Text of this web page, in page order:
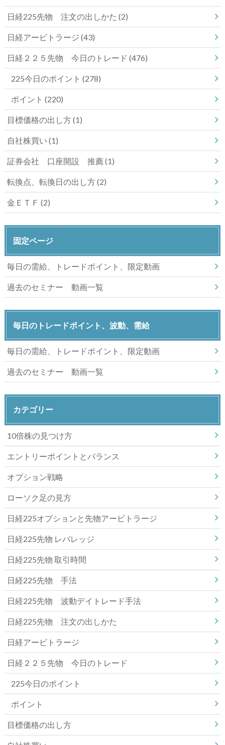
日経225先物 注文の出しかた (2)
日経アービトラージ (43)
日経２２５先物 今日のトレード (476)
225今日のポイント (278)
ポイント (220)
目標価格の出し方(1)
自社株買い (1)
証券会社 口座開設 推薦(1)
転換点、転換日の出し方(2)
金ＥＴＦ (2)
固定ページ
毎日の需給、トレードポイント、限定動画
過去のセミナー 動画一覧
毎日のトレードポイント、波動、需給
毎日の需給、トレードポイント、限定動画
過去のセミナー 動画一覧
カテゴリー
10倍株の見つけ方
エントリーポイントとバランス
オプション戦略
ローソク足の見方
日経225オプションと先物アービトラージ
日経225先物 レバレッジ
日経225先物 取引時間
日経225先物 手法
日経225先物 波動デイトレード手法
日経225先物 注文の出しかた
日経アービトラージ
日経２２５先物 今日のトレード
225今日のポイント
ポイント
目標価格の出し方